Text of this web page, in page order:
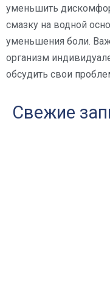
уменьшить
смазку на водной
уменьшения боли.
организм
обсудить свои
Свежие